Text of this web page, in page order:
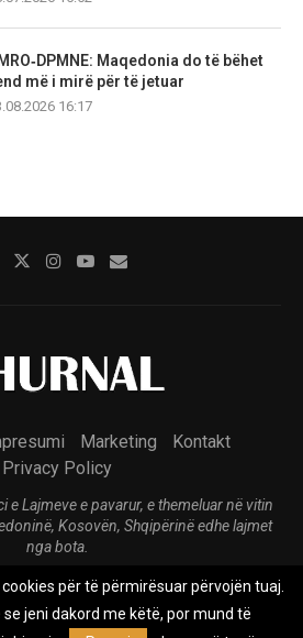
Maqedonia do të bëhet
më i mirë për të jetuar
16:17
Marketing
Kontakt
Privacy Policy
e Lajmeve e pavarur, e themeluar në vitin
Kosovën, Shqipërinë edhe lajmet
nga bota.
Designed and Developed by
Anet.Com.Mk
për të përmirësuar përvojën tuaj.
jeni dakord me këtë, por mund të